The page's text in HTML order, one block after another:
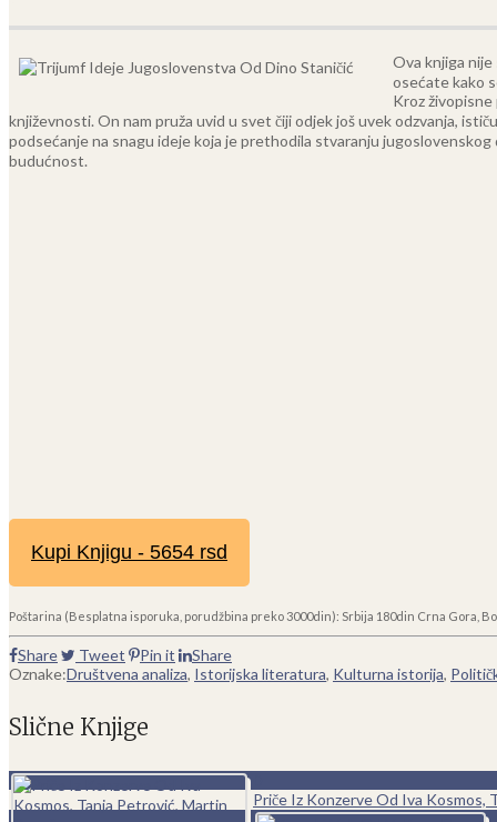
Ova knjiga
osećate kako
Kroz živopisne
književnosti. On nam pruža uvid u svet čiji odjek još uvek odzvanja,
podsećanje na snagu ideje koja je prethodila stvaranju
budućnost.
Kupi Knjigu - 5654 rsd
Poštarina (Besplatna isporuka, porudžbina preko 3000din): Srbija 180din Crna Gora,
Share Tweet Pin it
Share
Oznake:Društvena analiza, Istorijska literatura, Kulturna istorija,
Slične Knjige
Priče Iz Konzerve Od Iva Kosmos,